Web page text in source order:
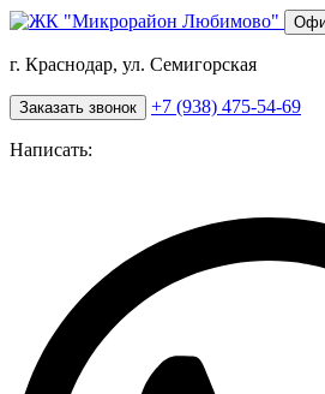
Перейти
основному
г. Краснодар, ул. Семигорская
Заказать звонок +7 (938) 475-54-69
Написать: